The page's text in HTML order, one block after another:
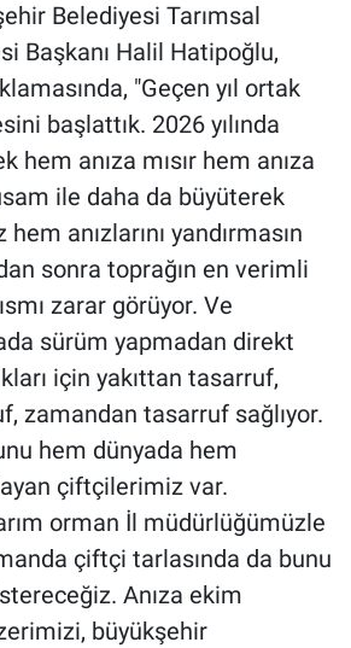
Belediyesi Tarımsal
Başkanı Halil Hatipoğlu,
"Geçen yıl ortak
başlattık. 2026 yılında
hem anıza mısır hem anıza
ile daha da büyüterek
anızlarını yandırmasın
sonra toprağın en verimli
zarar görüyor. Ve
sürüm yapmadan direkt
için yakıttan tasarruf,
zamandan tasarruf sağlıyor.
hem dünyada hem
çiftçilerimiz var.
orman İl müdürlüğümüzle
çiftçi tarlasında da bunu
Anıza ekim
büyükşehir